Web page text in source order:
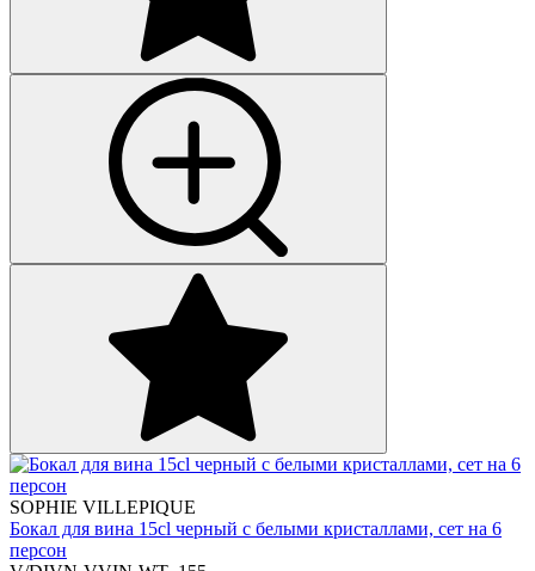
SOPHIE VILLEPIQUE
Бокал для вина 15cl черный с белыми кристаллами, сет на 6
персон